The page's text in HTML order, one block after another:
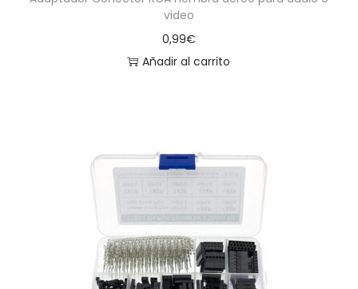
video
0,99€
Añadir al carrito